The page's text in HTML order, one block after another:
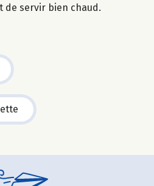
de servir bien chaud.